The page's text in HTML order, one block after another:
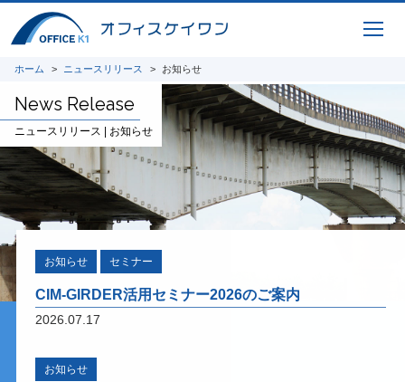
用途別にまとめたお得なセットパッケージ
ICTサービス
橋梁CIM 支援サービス 3Dモデリング、設
計照査、重心計算、施工シミュレーション、
完成パース、 CIM-PDF変換、点群データ、
AR / VR、自社プログラムを利用した設計図
面、原寸展開データ作成、 スタッド配置図
研究開発
ホーム ニュースリリース お知らせ
News Release
ニュースリリース | お知らせ
お知らせ セミナー
CIM-GIRDER活用セミナー2026のご案内
2026.07.17
お知らせ